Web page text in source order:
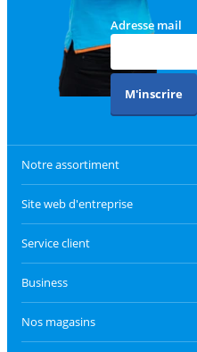
Adresse mail
M'inscrire
Notre assortiment
Site web d'entreprise
Service client
Business
Nos magasins